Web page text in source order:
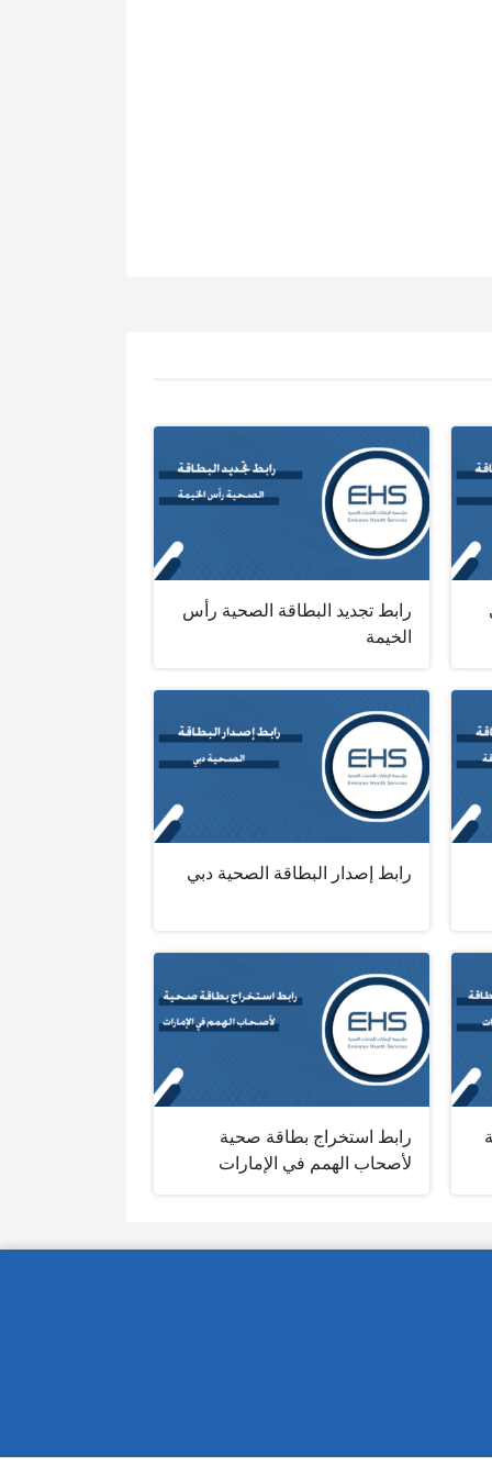
رابط تجديد البطاقة الصحية رأس
الخيمة
رابط إصدار البطاقة الصحية دبي
رابط استخراج بطاقة صحية
لأصحاب الهمم في الإمارات